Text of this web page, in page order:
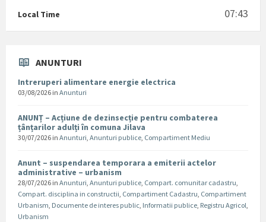
Local Time 07:43
ANUNTURI
Intreruperi alimentare energie electrica
03/08/2026 in Anunturi
ANUNȚ – Acțiune de dezinsecție pentru combaterea
țânțarilor adulți în comuna Jilava
30/07/2026 in Anunturi Anunturi publice Compartiment Mediu
Anunt – suspendarea temporara a emiterii actelor
administrative – urbanism
28/07/2026 in Anunturi Anunturi publice Compart. comunitar cadastru
Compart. disciplina in constructii Compartiment Cadastru Compartiment
Urbanism Documente de interes public Informatii publice Registru Agricol
Urbanism